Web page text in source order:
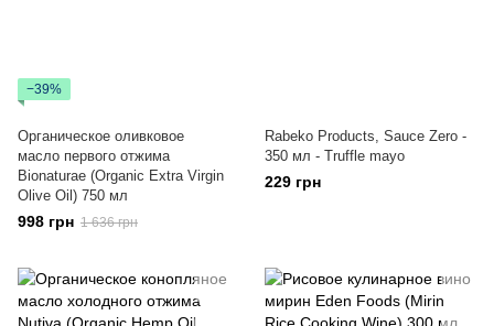
−39%
Органическое оливковое
масло первого отжима
Bionaturae (Organic Extra Virgin
Olive Oil) 750 мл
998 грн 1 636 грн
Rabeko Products, Sauce Zero -
350 мл - Truffle mayo
229 грн